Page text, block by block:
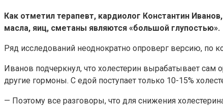
Как отметил терапевт, кардиолог Константин
масла, яиц, сметаны являются «большой глупостью».
Ряд исследований неоднократно опроверг версию, по
Иванов подчеркнул, что холестерин вырабатывает
другие гормоны. С едой поступает только 10-15%
— Поэтому все разговоры, что для снижения